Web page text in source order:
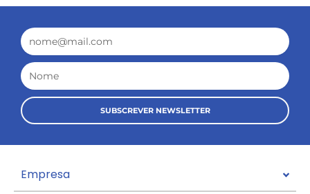
Email
Nome
SUBSCREVER NEWSLETTER
Empresa